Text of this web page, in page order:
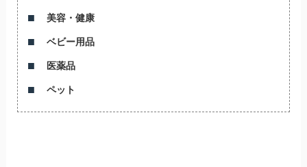
美容・健康
ベビー用品
医薬品
ペット